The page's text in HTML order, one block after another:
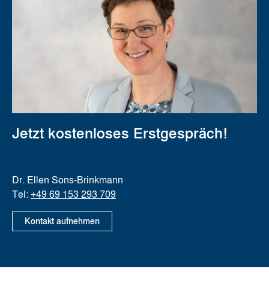
Jetzt kostenloses Erstgespräch!
Dr. Ellen Sons-Brinkmann
Tel: +49 69 153 293 709
Kontakt aufnehmen